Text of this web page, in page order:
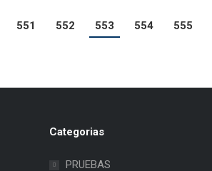
551 552 553 554 555
Categorias
PRUEBAS